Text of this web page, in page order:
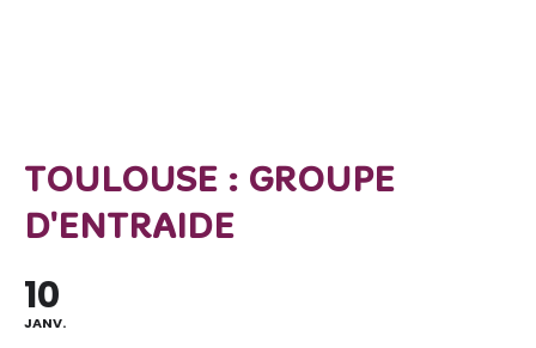
TOULOUSE : GROUPE
D'ENTRAIDE
10
JANV.